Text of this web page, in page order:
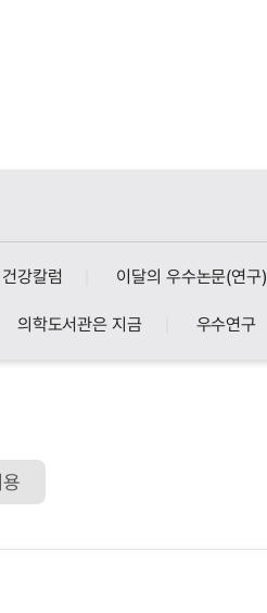
건강칼럼 이달의 우수논문(연구)
의학도서관은 지금 우수연구